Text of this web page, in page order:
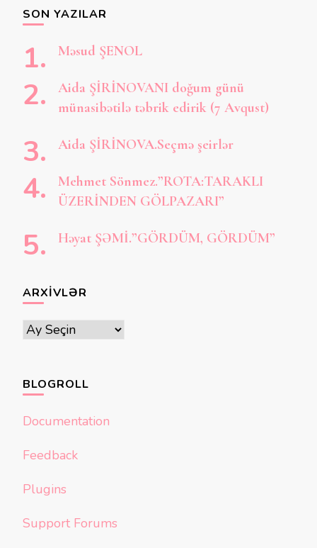
SON YAZILAR
Məsud ŞENOL
Aida ŞİRİNOVANI doğum günü
münasibətilə təbrik edirik (7 Avqust)
Aida ŞİRİNOVA.Seçmə şeirlər
Mehmet Sönmez.”ROTA:TARAKLI
ÜZERİNDEN GÖLPAZARI”
Həyat ŞƏMİ.”GÖRDÜM, GÖRDÜM”
ARXIVLƏR
Arxivlər
BLOGROLL
Documentation
Feedback
Plugins
Support Forums